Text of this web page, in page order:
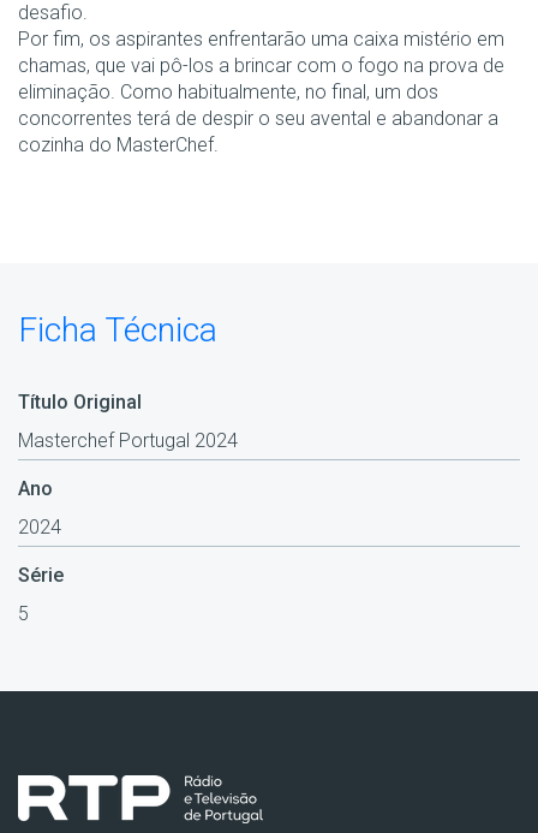
desafio.
Por fim, os aspirantes enfrentarão uma caixa mistério em
chamas, que vai pô-los a brincar com o fogo na prova de
eliminação. Como habitualmente, no final, um dos
concorrentes terá de despir o seu avental e abandonar a
cozinha do MasterChef.
Ficha Técnica
Título Original
Masterchef Portugal 2024
Ano
2024
Série
5